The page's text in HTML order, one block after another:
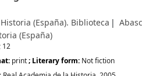
(España). Biblioteca
(España)
12
print; Literary form: Not fiction